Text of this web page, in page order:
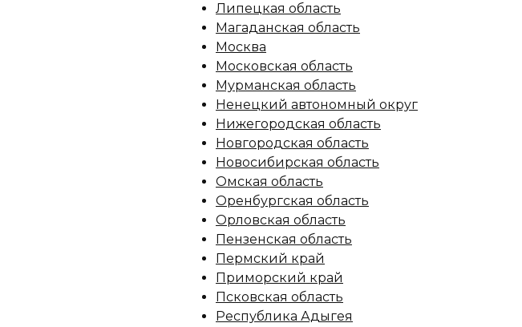
Липецкая область
Магаданская область
Москва
Московская область
Мурманская область
Ненецкий автономный округ
Нижегородская область
Новгородская область
Новосибирская область
Омская область
Оренбургская область
Орловская область
Пензенская область
Пермский край
Приморский край
Псковская область
Республика Адыгея